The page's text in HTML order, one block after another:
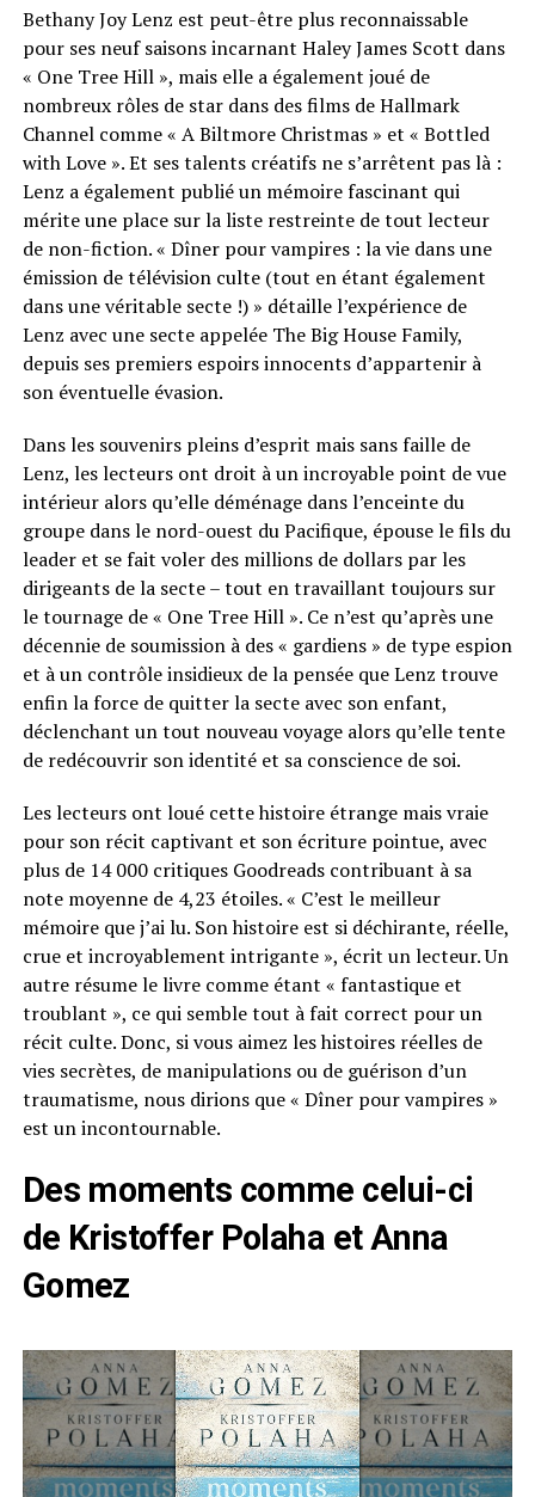
Bethany Joy Lenz est peut-être plus reconnaissable
pour ses neuf saisons incarnant Haley James Scott dans
« One Tree Hill », mais elle a également joué de
nombreux rôles de star dans des films de Hallmark
Channel comme « A Biltmore Christmas » et « Bottled
with Love ». Et ses talents créatifs ne s’arrêtent pas là :
Lenz a également publié un mémoire fascinant qui
mérite une place sur la liste restreinte de tout lecteur
de non-fiction. « Dîner pour vampires : la vie dans une
émission de télévision culte (tout en étant également
dans une véritable secte !) » détaille l’expérience de
Lenz avec une secte appelée The Big House Family,
depuis ses premiers espoirs innocents d’appartenir à
son éventuelle évasion.
Dans les souvenirs pleins d’esprit mais sans faille de
Lenz, les lecteurs ont droit à un incroyable point de vue
intérieur alors qu’elle déménage dans l’enceinte du
groupe dans le nord-ouest du Pacifique, épouse le fils du
leader et se fait voler des millions de dollars par les
dirigeants de la secte – tout en travaillant toujours sur
le tournage de « One Tree Hill ». Ce n’est qu’après une
décennie de soumission à des « gardiens » de type espion
et à un contrôle insidieux de la pensée que Lenz trouve
enfin la force de quitter la secte avec son enfant,
déclenchant un tout nouveau voyage alors qu’elle tente
de redécouvrir son identité et sa conscience de soi.
Les lecteurs ont loué cette histoire étrange mais vraie
pour son récit captivant et son écriture pointue, avec
plus de 14 000 critiques Goodreads contribuant à sa
note moyenne de 4,23 étoiles. « C’est le meilleur
mémoire que j’ai lu. Son histoire est si déchirante, réelle,
crue et incroyablement intrigante », écrit un lecteur. Un
autre résume le livre comme étant « fantastique et
troublant », ce qui semble tout à fait correct pour un
récit culte. Donc, si vous aimez les histoires réelles de
vies secrètes, de manipulations ou de guérison d’un
traumatisme, nous dirions que « Dîner pour vampires »
est un incontournable.
Des moments comme celui-ci
de Kristoffer Polaha et Anna
Gomez